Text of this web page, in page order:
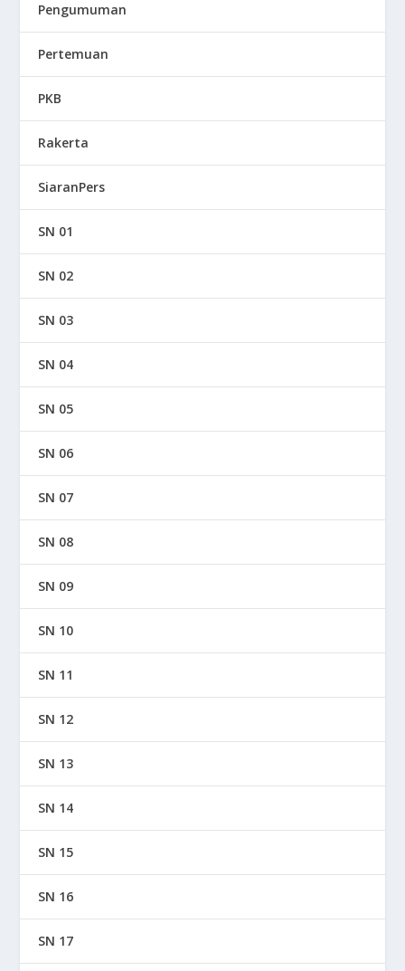
Pengumuman
Pertemuan
PKB
Rakerta
SiaranPers
SN 01
SN 02
SN 03
SN 04
SN 05
SN 06
SN 07
SN 08
SN 09
SN 10
SN 11
SN 12
SN 13
SN 14
SN 15
SN 16
SN 17